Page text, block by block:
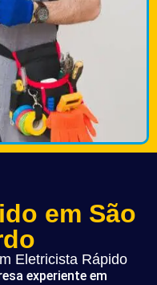
em São
Eletricista Rápido
experiente em